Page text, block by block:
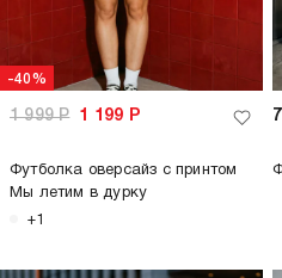
-40%
1 999Р 1 199 Р
Футболка оверсайз с принтом
Мы летим в дурку
+1